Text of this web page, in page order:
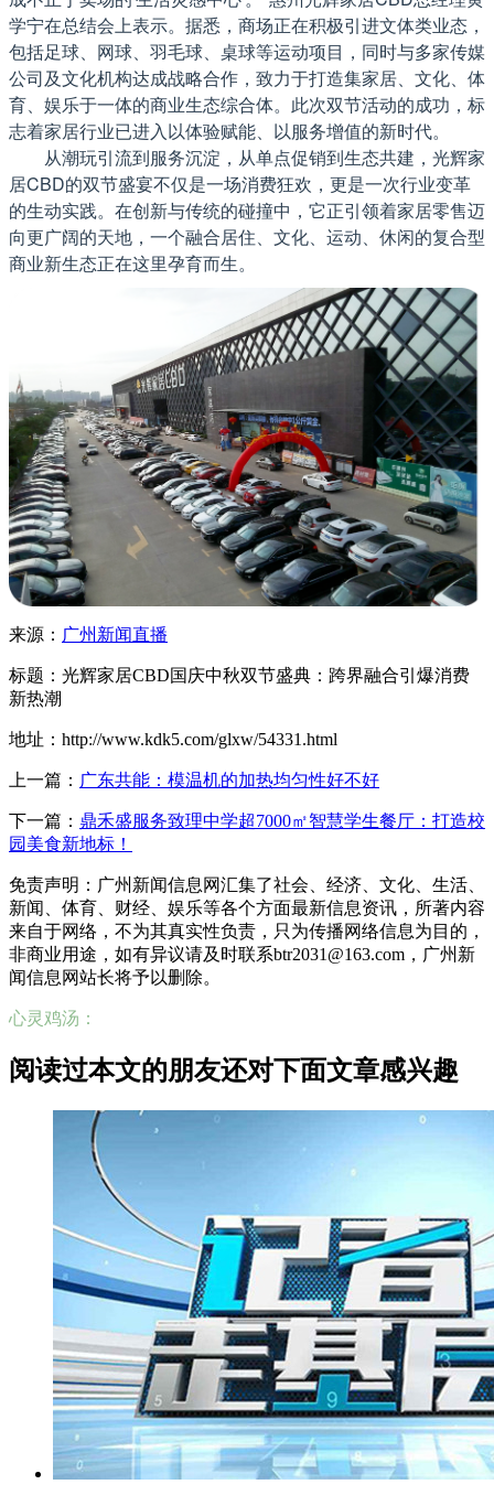
学宁在总结会上表示。据悉，商场正在积极引进文体类业态，
包括足球、网球、羽毛球、桌球等运动项目，同时与多家传媒
公司及文化机构达成战略合作，致力于打造集家居、文化、体
育、娱乐于一体的商业生态综合体。此次双节活动的成功，标
志着家居行业已进入以体验赋能、以服务增值的新时代。
从潮玩引流到服务沉淀，从单点促销到生态共建，光辉家
居CBD的双节盛宴不仅是一场消费狂欢，更是一次行业变革
的生动实践。在创新与传统的碰撞中，它正引领着家居零售迈
向更广阔的天地，一个融合居住、文化、运动、休闲的复合型
商业新生态正在这里孕育而生。
来源： 广州新闻直播
标题：光辉家居CBD国庆中秋双节盛典：跨界融合引爆消费
新热潮
地址：http://www.kdk5.com/glxw/54331.html
上一篇： 广东共能：模温机的加热均匀性好不好
下一篇： 鼎禾盛服务致理中学超7000㎡智慧学生餐厅：打造校
园美食新地标！
免责声明：广州新闻信息网汇集了社会、经济、文化、生活、
新闻、体育、财经、娱乐等各个方面最新信息资讯，所著内容
来自于网络，不为其真实性负责，只为传播网络信息为目的，
非商业用途，如有异议请及时联系btr2031@163.com，广州新
闻信息网站长将予以删除。
心灵鸡汤：
阅读过本文的朋友还对下面文章感兴趣